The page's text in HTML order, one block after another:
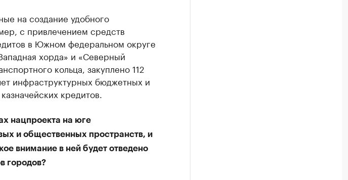
на создание удобного
с привлечением средств
в Южном федеральном округе
хорда» и «Северный
кольца, закуплено 112
инфраструктурных бюджетных и
кредитов.
нацпроекта на юге
и общественных пространств, и
внимание в ней будет отведено
городов?